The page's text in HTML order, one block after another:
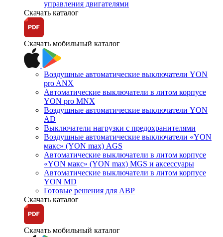
управления двигателями
Скачать каталог
Скачать мобильный каталог
Воздушные автоматические выключатели YON
pro ANX
Автоматические выключатели в литом корпусе
YON pro MNX
Воздушные автоматические выключатели YON
AD
Выключатели нагрузки с предохранителями
Воздушные автоматические выключатели «YON
макс» (YON max) AGS
Автоматические выключатели в литом корпусе
«YON макс» (YON max) MGS и аксессуары
Автоматические выключатели в литом корпусе
YON MD
Готовые решения для АВР
Скачать каталог
Скачать мобильный каталог